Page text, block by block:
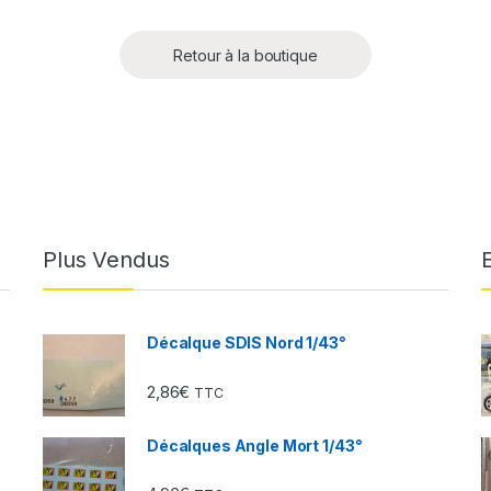
Retour à la boutique
Plus Vendus
Décalque SDIS Nord 1/43°
2,86€ TTC
Décalques Angle Mort 1/43°